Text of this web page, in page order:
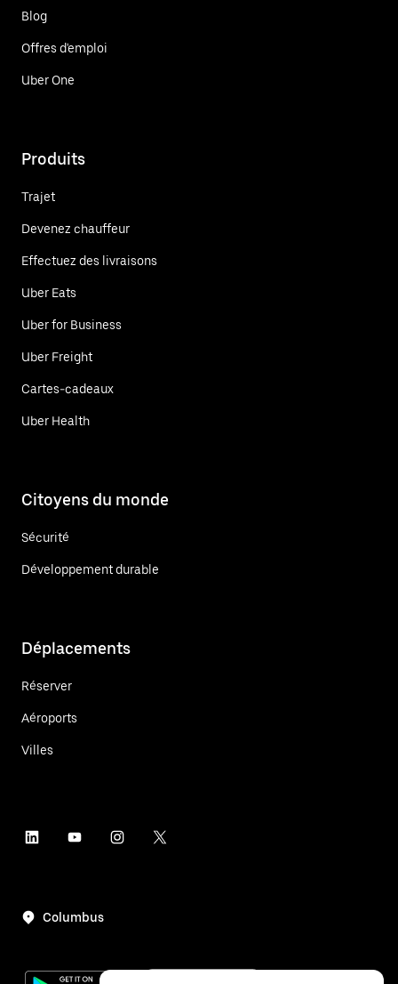
Blog
Offres d'emploi
Uber One
Produits
Trajet
Devenez chauffeur
Effectuez des livraisons
Uber Eats
Uber for Business
Uber Freight
Cartes-cadeaux
Uber Health
Citoyens du monde
Sécurité
Développement durable
Déplacements
Réserver
Aéroports
Villes
Columbus